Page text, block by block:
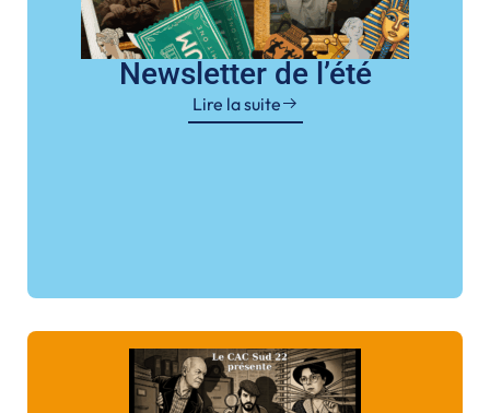
Newsletter de l’été
Lire la suite